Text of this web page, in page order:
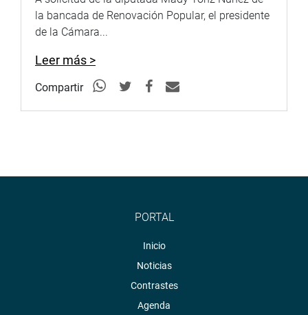
la bancada de Renovación Popular, el presidente
de la Cámara...
Leer más >
Compartir
PORTAL
Inicio
Noticias
Contrastes
Agenda